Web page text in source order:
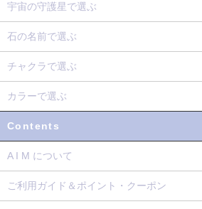
宇宙の守護星で選ぶ
石の名前で選ぶ
チャクラで選ぶ
カラーで選ぶ
Contents
A I M について
ご利用ガイド＆ポイント・クーポン